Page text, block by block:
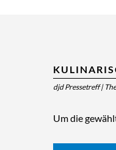
djd Pressetreff|
Um die